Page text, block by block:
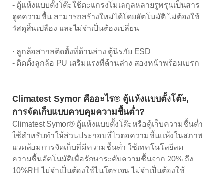
- ตู้แห้งแบบตั้งโต๊ะใช้ตะแกรงโมเลกุลหลายรูพรุนเป็นสาร
ดูดความชื้น สามารถสร้างใหม่ได้โดยอัตโนมัติ ไม่ต้องใช้
วัสดุสิ้นเปลือง และไม่จำเป็นต้องเปลี่ยน
· ลูกล้อสากลติดตั้งที่ด้านล่าง ตู้นิรภัย ESD
- ติดตั้งลูกล้อ PU เสริมแรงที่ด้านล่าง สองหน้าพร้อมเบรก
Climatest Symor คืออะไร® ตู้แห้งแบบตั้งโต๊ะ,
การจัดเก็บแบบควบคุมความชื้นต่ำ?
Climatest Symor® ตู้แห้งแบบตั้งโต๊ะหรือตู้เก็บความชื้นต่ำ
ใช้สำหรับทำให้ส่วนประกอบที่ไวต่อความชื้นแห้งในสภาพ
แวดล้อมการจัดเก็บที่มีความชื้นต่ำ ใช้เทคโนโลยีลด
ความชื้นอัตโนมัติเพื่อรักษาระดับความชื้นจาก 20% ถึง
10%RH ไม่จำเป็นต้องใช้ไนโตรเจน ไม่จำเป็นต้องใช้